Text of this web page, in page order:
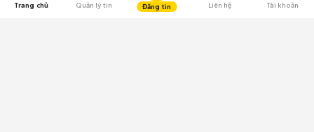
Trang chủ Quản lý tin Đăng tin Liên hệ Tài khoản